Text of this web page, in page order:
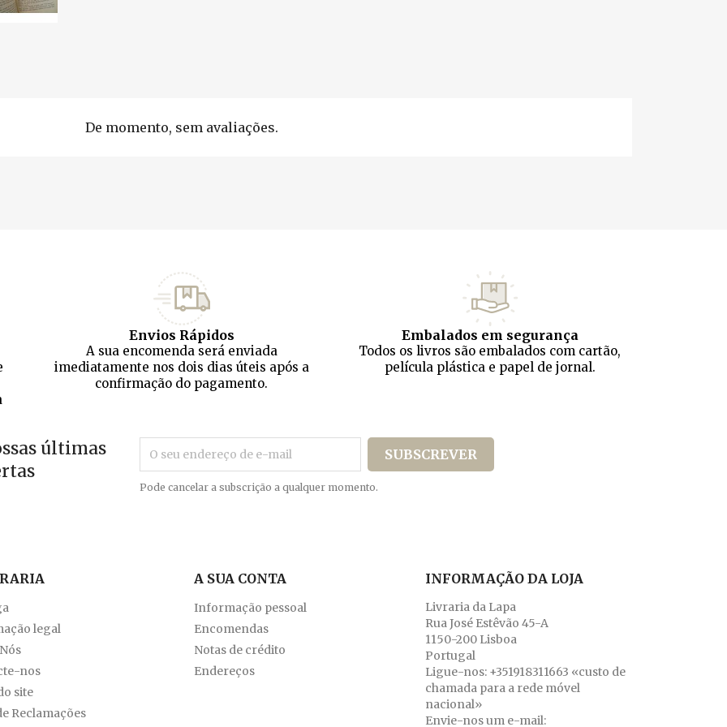
De momento, sem avaliações.
Envios Rápidos
A sua encomenda será enviada
imediatamente nos dois dias úteis após a
confirmação do pagamento.
Embalados em segurança
Todos os livros são embalados com cartão,
película plástica e papel de jornal.
últimas
Pode cancelar a subscrição a qualquer momento.
legal
nos
site
Reclamações
A SUA CONTA
Informação pessoal
Encomendas
Notas de crédito
Endereços
INFORMAÇÃO DA LOJA
Livraria da Lapa
Rua José Estêvão 45-A
1150-200 Lisboa
Portugal
Ligue-nos: +351918311663 «custo de
chamada para a rede móvel
nacional»
Envie-nos um e-mail: